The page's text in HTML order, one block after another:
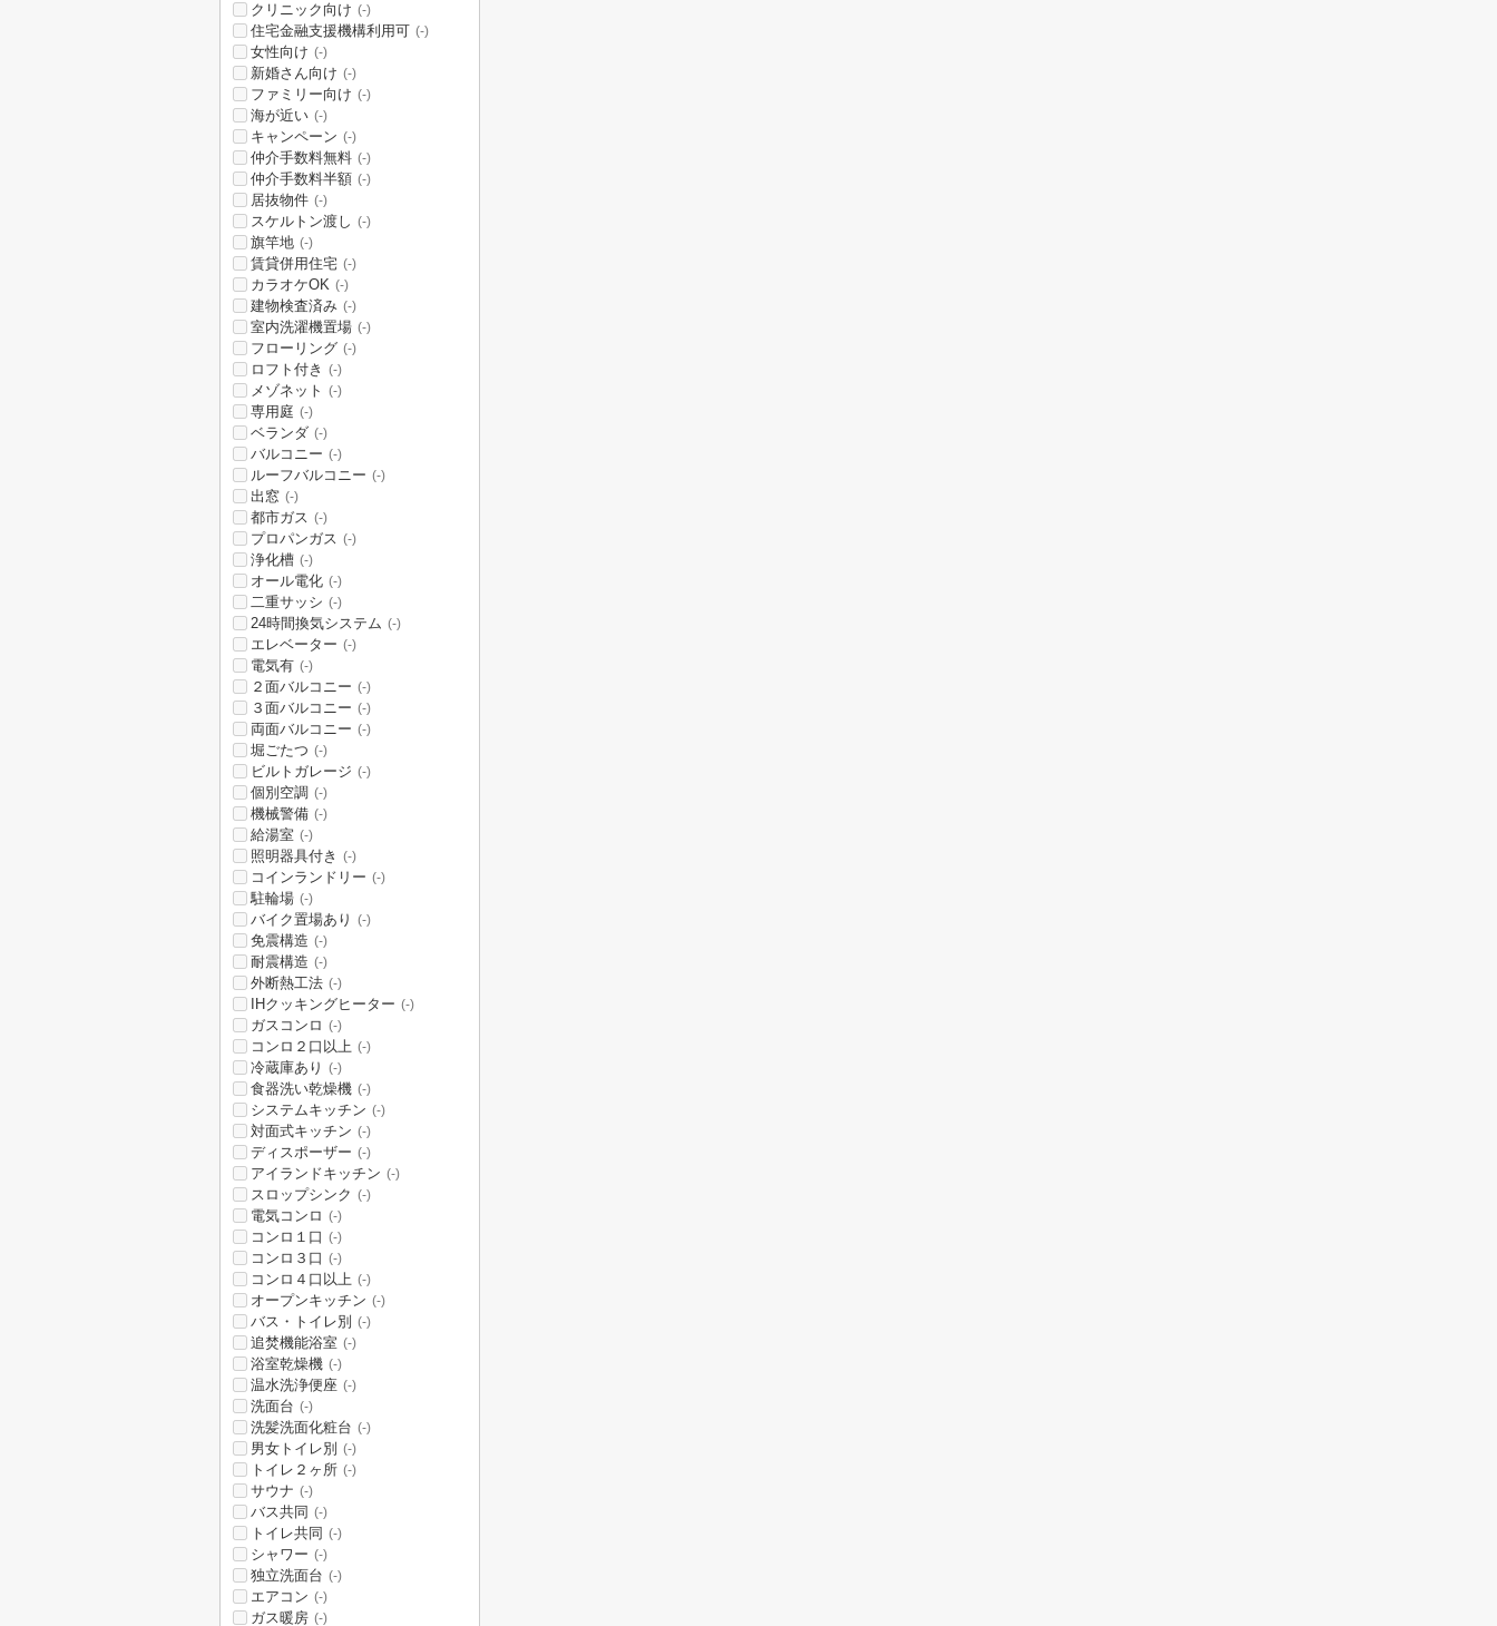
クリニック向け (-)
住宅金融支援機構利用可 (-)
女性向け (-)
新婚さん向け (-)
ファミリー向け (-)
海が近い (-)
キャンペーン (-)
仲介手数料無料 (-)
仲介手数料半額 (-)
居抜物件 (-)
スケルトン渡し (-)
旗竿地 (-)
賃貸併用住宅 (-)
カラオケOK (-)
建物検査済み (-)
室内洗濯機置場 (-)
フローリング (-)
ロフト付き (-)
メゾネット (-)
専用庭 (-)
ベランダ (-)
バルコニー (-)
ルーフバルコニー (-)
出窓 (-)
都市ガス (-)
プロパンガス (-)
浄化槽 (-)
オール電化 (-)
二重サッシ (-)
24時間換気システム (-)
エレベーター (-)
電気有 (-)
２面バルコニー (-)
３面バルコニー (-)
両面バルコニー (-)
堀ごたつ (-)
ビルトガレージ (-)
個別空調 (-)
機械警備 (-)
給湯室 (-)
照明器具付き (-)
コインランドリー (-)
駐輪場 (-)
バイク置場あり (-)
免震構造 (-)
耐震構造 (-)
外断熱工法 (-)
IHクッキングヒーター (-)
ガスコンロ (-)
コンロ２口以上 (-)
冷蔵庫あり (-)
食器洗い乾燥機 (-)
システムキッチン (-)
対面式キッチン (-)
ディスポーザー (-)
アイランドキッチン (-)
スロップシンク (-)
電気コンロ (-)
コンロ１口 (-)
コンロ３口 (-)
コンロ４口以上 (-)
オープンキッチン (-)
バス・トイレ別 (-)
追焚機能浴室 (-)
浴室乾燥機 (-)
温水洗浄便座 (-)
洗面台 (-)
洗髪洗面化粧台 (-)
男女トイレ別 (-)
トイレ２ヶ所 (-)
サウナ (-)
バス共同 (-)
トイレ共同 (-)
シャワー (-)
独立洗面台 (-)
エアコン (-)
ガス暖房 (-)